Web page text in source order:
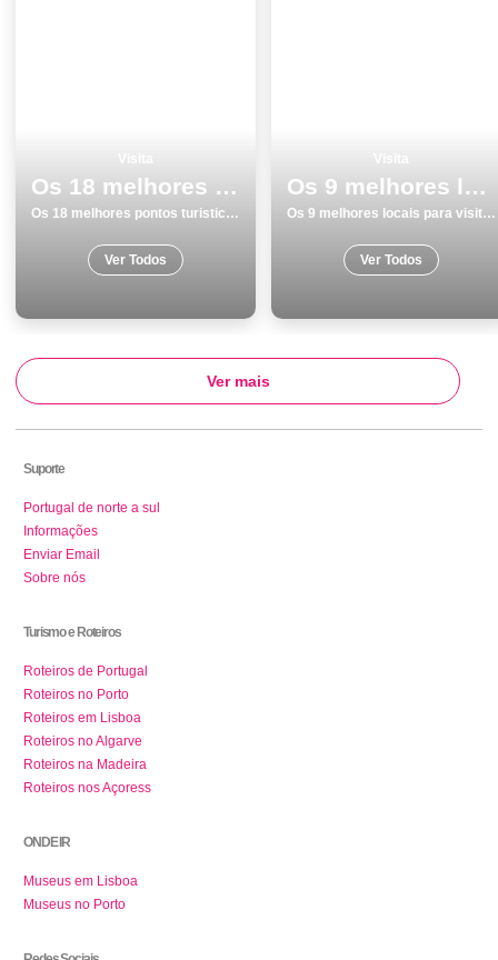
Os 18 melhores pontos turisticos e passeios em Vila Nova de Gaia
Os 18 melhores pontos turisticos e passeios em Vila Nova de Gaia
Ver Todos
Os 9 melhores locais para visitar em Barcelos
Os 9 melhores locais para visitar em Barcelos
Ver Todos
Ver mais
Suporte
Portugal de norte a sul
Informações
Enviar Email
Sobre nós
Turismo e Roteiros
Roteiros de Portugal
Roteiros no Porto
Roteiros em Lisboa
Roteiros no Algarve
Roteiros na Madeira
Roteiros nos Açoress
ONDE IR
Museus em Lisboa
Museus no Porto